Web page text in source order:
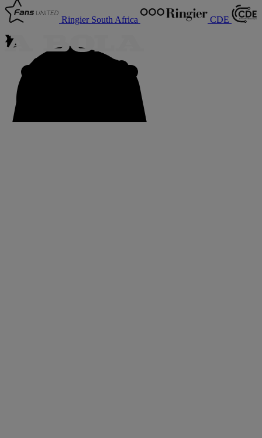
Ringier South Africa CDE